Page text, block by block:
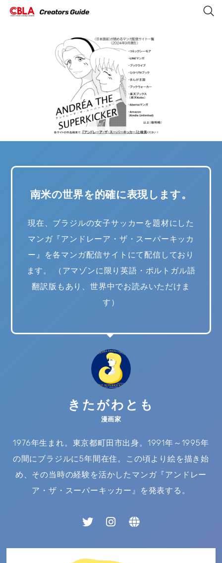
南米の世界を的確に表現します。
現在、ブラジルの女子サッカーを題材にした
マンガ『アンドレーア・ザ・スーパーキッカ
ー』を各マンガ配信サイトにて配信しており
ます。 （アマゾンに限り英語・ポルトガル語
翻訳版もあり、世界中でお読みいただけま
す）
きたがわとも
漫画家
1976年生まれ。東京都町田市出身。1991年～1995年
の間にブラジルに5年間在住。この頃より絵を描き始
め、その当時の経験を活かしたマンガ『アンドレー
ア・ザ・スーパーキッカー』を発表する。